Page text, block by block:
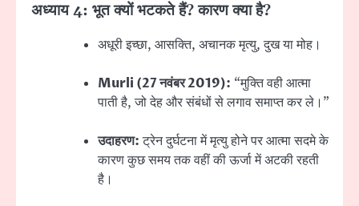
अध्याय 4: भूत क्यों भटकते हैं? कारण क्या है?
अधूरी इच्छा, आसक्ति, अचानक मृत्यु, दुख या मोह।
Murli (27 नवंबर 2019): “मुक्ति वही आत्मा
पाती है, जो देह और संबंधों से लगाव समाप्त कर ले।”
उदाहरण:ट्रेन दुर्घटना में मृत्यु होने पर आत्मा सदमे के
कारण कुछ समय तक वहीं की ऊर्जा में अटकी रहती
है।